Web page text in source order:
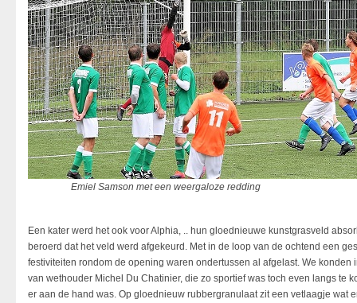
Emiel Samson met een weergaloze redding
Een kater werd het ook voor Alphia, .. hun gloednieuwe kunstgrasveld
beroerd dat het veld werd afgekeurd. Met in de loop van de ochtend een
festiviteiten rondom de opening waren ondertussen al afgelast. We
van wethouder Michel Du Chatinier, die zo sportief was toch even langs te
er aan de hand was. Op gloednieuw rubbergranulaat zit een vetlaagje wat